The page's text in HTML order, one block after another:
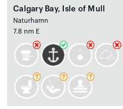
Calgary Bay, Isle of Mull
Naturhamn
7.8 nm E